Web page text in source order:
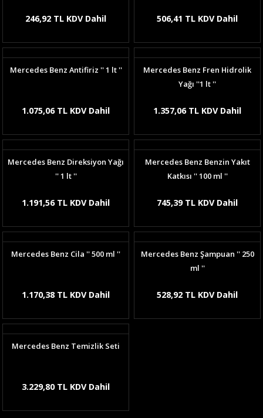
246,92 TL KDV Dahil 506,41 TL KDV Dahil
Mercedes Benz Antifiriz '' 1 lt ''
1.075,06 TL KDV Dahil
Mercedes Benz Fren Hidrolik
Yağı ''1 lt ''
1.357,06 TL KDV Dahil
Mercedes Benz Direksiyon Yağı
'' 1 lt ''
1.191,56 TL KDV Dahil
Mercedes Benz Benzin Yakıt
Katkısı '' 100 ml ''
745,39 TL KDV Dahil
Mercedes Benz Cila '' 500 ml ''
1.170,38 TL KDV Dahil
Mercedes Benz Şampuan '' 250
ml ''
528,92 TL KDV Dahil
Mercedes Benz Temizlik Seti
3.229,80 TL KDV Dahil